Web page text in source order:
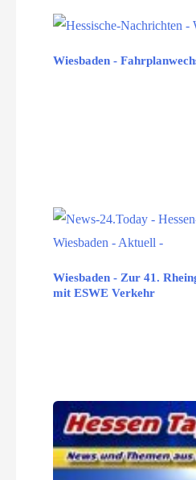
Wiesbaden -
Wiesbaden - Zur 41.
mit ESWE Verkehr